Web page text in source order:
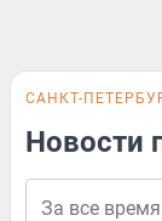
САНКТ-
Новости